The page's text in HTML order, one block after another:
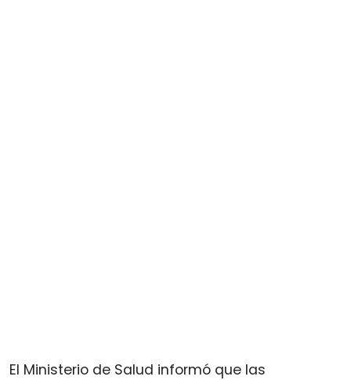
El Ministerio de Salud informó que las